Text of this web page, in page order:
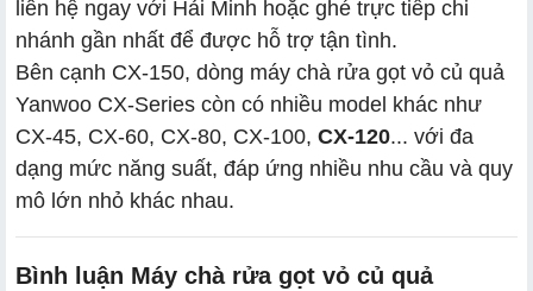
liên hệ ngay với Hải Minh hoặc ghé trực tiếp chi
nhánh gần nhất để được hỗ trợ tận tình.
Bên cạnh CX-150, dòng máy chà rửa gọt vỏ củ quả
Yanwoo CX-Series còn có nhiều model khác như
CX-45, CX-60, CX-80, CX-100, CX-120... với đa
dạng mức năng suất, đáp ứng nhiều nhu cầu và quy
mô lớn nhỏ khác nhau.
Bình luận Máy chà rửa gọt vỏ củ quả